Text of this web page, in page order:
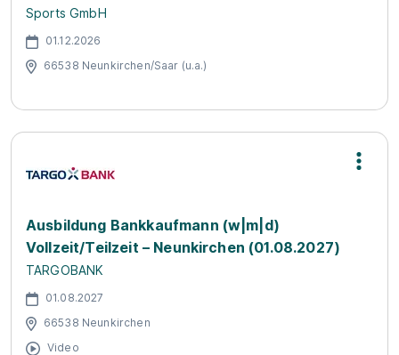
Sports GmbH
01.12.2026
66538 Neunkirchen/Saar (u.a.)
Ausbildung Bankkaufmann (w|m|d)
Vollzeit/Teilzeit – Neunkirchen (01.08.2027)
TARGOBANK
01.08.2027
66538 Neunkirchen
Video